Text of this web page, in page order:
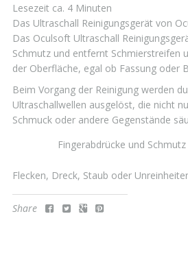
Lesezeit ca. 4 Minuten
Das Ultraschall Reinigungsgerät von
Das Oculsoft Ultraschall
Schmutz und entfernt Schmierstreifen
der Oberfläche, egal ob Fassung oder
Beim Vorgang der Reinigung werden
Ultraschallwellen ausgelöst, die nicht
Schmuck oder andere Gegenstände
Fingerabdrücke und
Flecken, Dreck, Staub oder
Share